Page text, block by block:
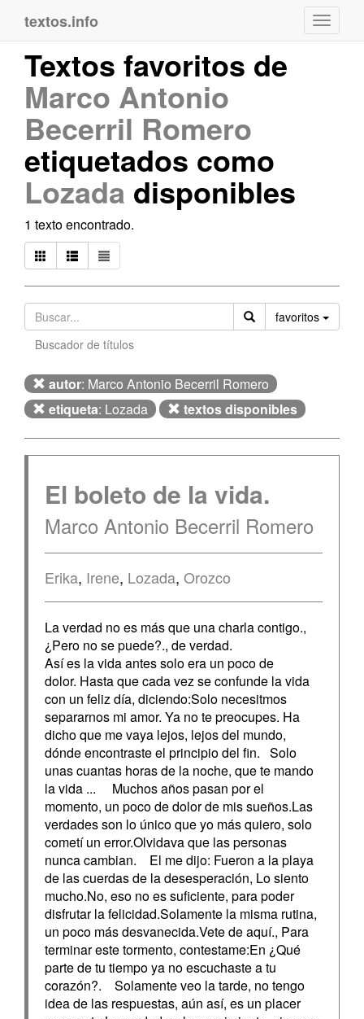
textos.info
Textos favoritos de
Marco Antonio
Becerril Romero
etiquetados como
Lozada disponibles
1 texto encontrado.
favoritos
Buscador de títulos
autor: Marco Antonio Becerril Romero
etiqueta: Lozada textos disponibles
El boleto de la vida.
Marco Antonio Becerril Romero
Erika, Irene, Lozada, Orozco
La verdad no es más que una charla contigo.,
¿Pero no se puede?., de verdad.
Así es la vida antes solo era un poco de
dolor. Hasta que cada vez se confunde la vida
con un feliz día, diciendo:Solo necesitmos
separarnos mi amor. Ya no te preocupes. Ha
dicho que me vaya lejos, lejos del mundo,
dónde encontraste el principio del fin. Solo
unas cuantas horas de la noche, que te mando
la vida ... Muchos años pasan por el
momento, un poco de dolor de mis sueños.Las
verdades son lo único que yo más quiero, solo
cometí un error.Olvidava que las personas
nunca cambian. El me dijo: Fueron a la playa
de las cuerdas de la desesperación, Lo siento
mucho.No, eso no es suficiente, para poder
disfrutar la felicidad.Solamente la misma rutina,
un poco más desvanecida.Vete de aquí., Para
terminar este tormento, contestame:En ¿Qué
parte de tu tiempo ya no escuchaste a tu
corazón?. Solamente veo la tarde, no tengo
idea de las respuestas, aún así, es un placer